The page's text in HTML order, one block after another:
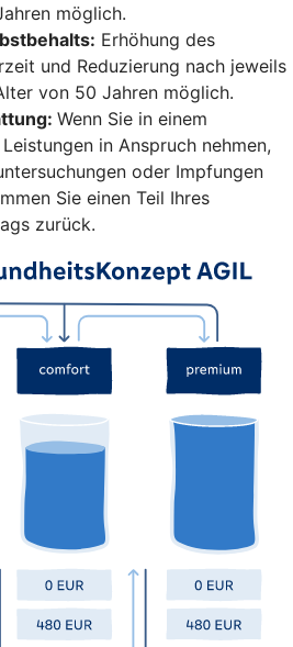
möglich.
Erhöhung des
und Reduzierung nach jeweils
von 50 Jahren möglich.
Wenn Sie in einem
in Anspruch nehmen,
oder Impfungen
Sie einen Teil Ihres
zurück.